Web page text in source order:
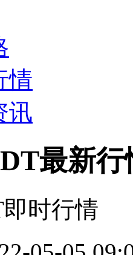
情
讯
最新
时行情